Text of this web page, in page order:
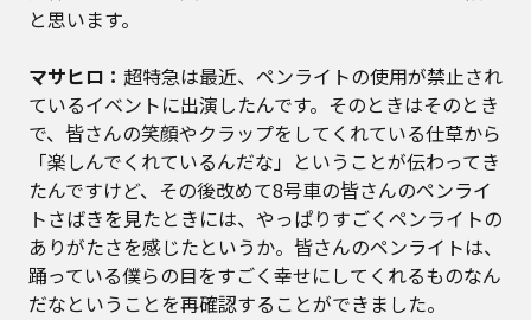
と思います。
マサヒロ： 超特急は最近、ペンライトの使用が禁止され
ているイベントに出演したんです。そのときはそのとき
で、皆さんの笑顔やクラップをしてくれている仕草から
「楽しんでくれているんだな」ということが伝わってき
たんですけど、その後改めて8号車の皆さんのペンライ
トさばきを見たときには、やっぱりすごくペンライトの
ありがたさを感じたというか。皆さんのペンライトは、
踊っている僕らの目をすごく幸せにしてくれるものなん
だなということを再確認することができました。